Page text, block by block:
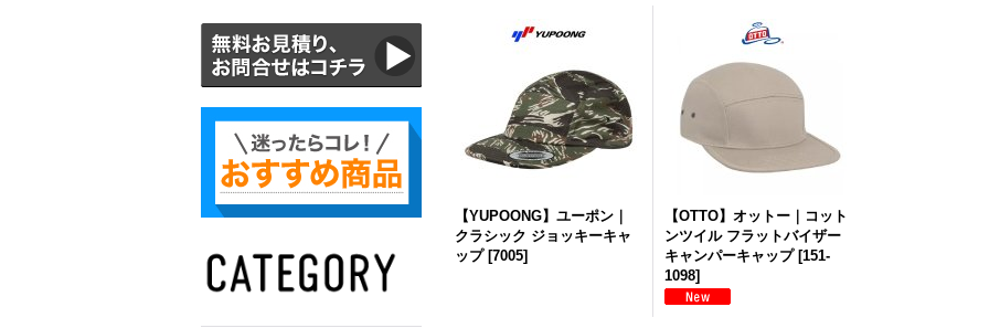
【YUPOONG】ユーポン｜
クラシック ジョッキーキャ
ップ [7005]
【OTTO】オットー｜コット
ンツイル フラットバイザー
キャンパーキャップ [151-
1098]